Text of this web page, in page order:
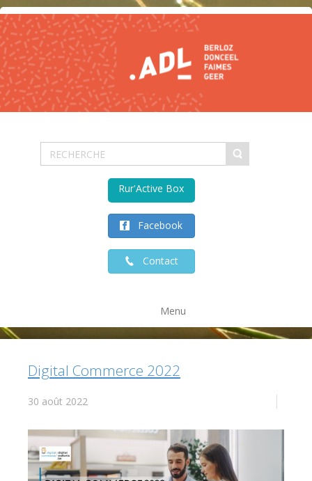
Facebook
Contact
Rur'Active Box
Menu
Digital Commerce 2022
30 août 2022